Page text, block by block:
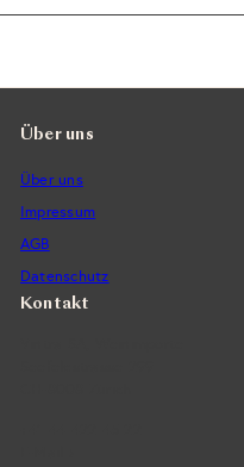
Über uns
Über uns
Impressum
AGB
Datenschutz
Kontakt